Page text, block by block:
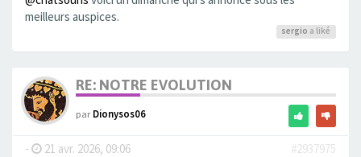
meilleurs auspices.
sergio a liké
RE: NOTRE EVOLUTION
parDionysos06
- 21 avr. 2026, 09:06
#2937975